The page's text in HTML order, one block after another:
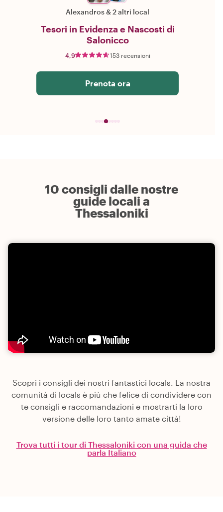
Alexandros&2 altri local
Tesori in Evidenza e Nascosti di
Salonicco
4,9 153 recensioni
Prenota ora
10 consigli dalle nostre
guide locali a
Thessaloniki
Scopri i consigli dei nostri fantastici locals. La nostra
comunità di locals è più che felice di condividere con
te consigli e raccomandazioni e mostrarti la loro
versione delle loro tanto amate città!
Trova tutti i tour di Thessaloniki con una guida che
parla Italiano